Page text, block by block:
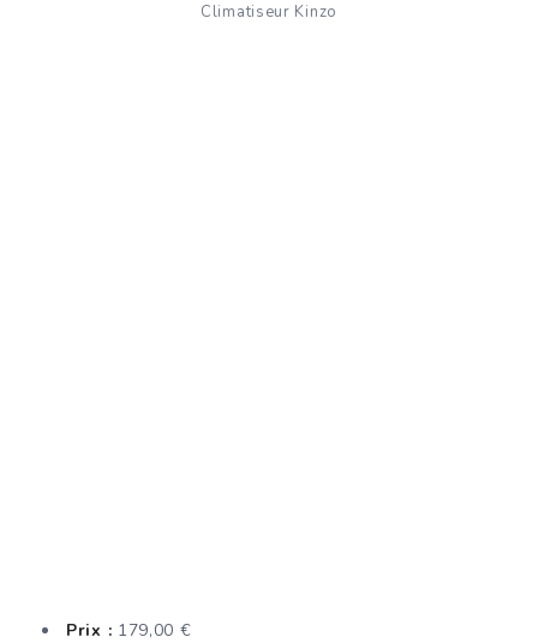
Climatiseur Kinzo
Prix : 179,00 €